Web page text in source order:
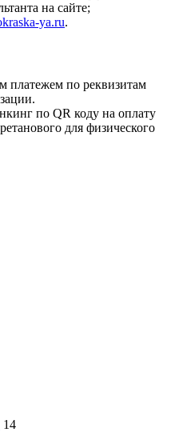
на сайте;
ya.ru.
платежем по реквизитам
по QR коду на оплату
для физического
14